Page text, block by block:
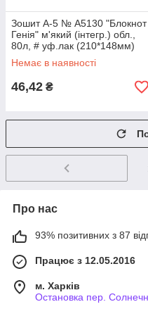
Зошит A-5 № А5130 "Блокнот
Генія" м'який (інтегр.) обл.,
80л, # уф.лак (210*148мм)
Немає в наявності
46,42 ₴
Про нас
93% позитивних з 87
Працює з 12.05.2016
м. Харків
Остановка пер.